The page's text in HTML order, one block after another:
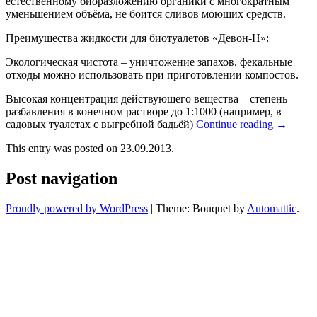
уменьшением объёма, не боится сливов моющих средств.
Преимущества жидкости для биотуалетов «Девон-Н»:
Экологическая чистота – уничтожение запахов, фекальные
отходы можно использовать при приготовлении компостов.
Высокая концентрация действующего вещества – степень
разбавления в конечном растворе до 1:1000 (например, в
садовых туалетах с выгребной бадьёй) Continue reading →
This entry was posted on 23.09.2013.
Post navigation
Proudly powered by WordPress | Theme: Bouquet by Automattic.